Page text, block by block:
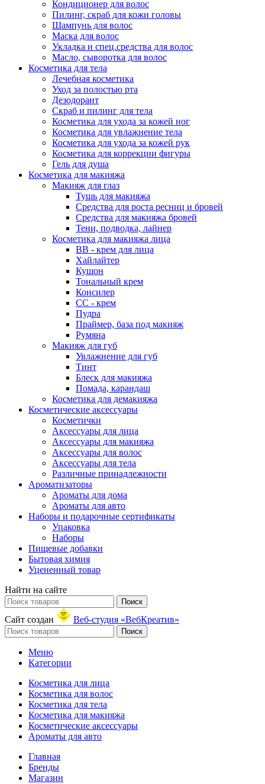
Кондиционер для волос
Пилинг, скраб для кожи головы
Шампунь для волос
Маска для волос
Укладка и спец.средства для волос
Масло, сыворотка для волос
Косметика для тела
Лечебная косметика
Уход за полостью рта
Дезодорант
Скраб и пилинг для тела
Косметика для ухода за кожей ног
Косметика для увлажнение тела
Косметика для ухода за кожей рук
Косметика для коррекции фигуры
Гель для душа
Косметика для макияжа
Макияж для глаз
Тушь для макияжа
Средства для роста ресниц и бровей
Средства для макияжа бровей
Тени, подводка, лайнер
Косметика для макияжа лица
ВВ - крем для лица
Хайлайтер
Кушон
Тональный крем
Консилер
СС - крем
Пудра
Праймер, база под макияж
Румяна
Макияж для губ
Увлажнение для губ
Тинт
Блеск для макияжа
Помада, карандаш
Косметика для демакияжа
Косметические аксессуары
Косметички
Аксессуары для лица
Аксессуары для макияжа
Аксессуары для волос
Аксессуары для тела
Различные принадлежности
Ароматизаторы
Ароматы для дома
Ароматы для авто
Наборы и подарочные сертификаты
Упаковка
Наборы
Пищевые добавки
Бытовая химия
Уцененный товар
Найти на сайте
Поиск
Сайт создан Веб-студия «ВебКреатив»
Поиск
Меню
Категории
Косметика для лица
Косметика для волос
Косметика для тела
Косметика для макияжа
Косметические аксессуары
Ароматы для авто
Главная
Бренды
Магазин